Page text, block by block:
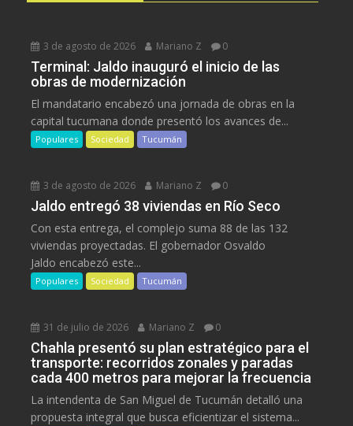
3 de agosto de 2026 Mariano Z 0
Terminal: Jaldo inauguró el inicio de las
obras de modernización
El mandatario encabezó una jornada de obras en la
capital tucumana donde presentó los avances de...
Populares Sociedad Tucumán
3 de agosto de 2026 Mariano Z 0
Jaldo entregó 38 viviendas en Río Seco
Con esta entrega, el complejo suma 88 de las 132
viviendas proyectadas. El gobernador Osvaldo
Jaldo encabezó este...
Populares Sociedad Tucumán
31 de julio de 2026 Mariano Z 0
Chahla presentó su plan estratégico para el
transporte: recorridos zonales y paradas
cada 400 metros para mejorar la frecuencia
La intendenta de San Miguel de Tucumán detalló una
propuesta integral que busca eficientizar el sistema...